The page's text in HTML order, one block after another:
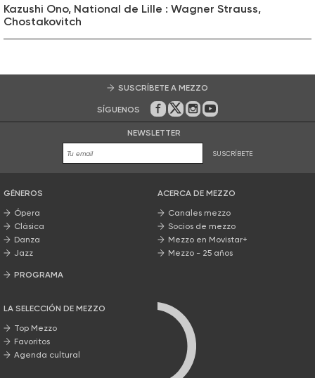
Kazushi Ono, National de Lille : Wagner Strauss,
Chostakovitch
SUSCRÍBETE A MEZZO
SÍGUENOS En Facebook
En Twitter
En Instagram
En Youtube
NEWSLETTER
SUSCRÍBETE
GÉNEROS
Ópera
Clásica
Danza
Jazz
PROGRAMA
LA SELECCIÓN DE MEZZO
Top Mezzo
Favoritos
Agenda cultural
ACERCA DE MEZZO
Canales mezzo
Socios de mezzo
Mezzo en Movistar+
Mezzo - 25 años